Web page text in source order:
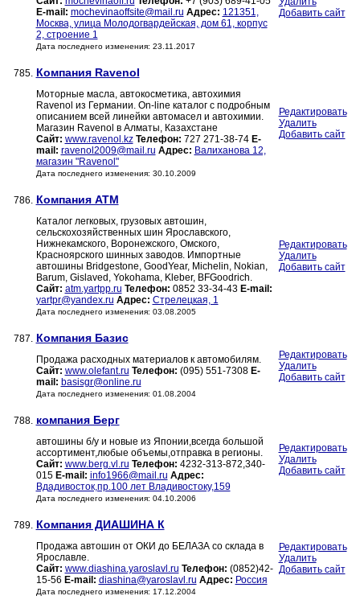
E-mail: mochevinaoffsite@mail.ru Адрес: 121351,
Москва, улица Молодогвардейская, дом 61, корпус
2, строение 1
Дата последнего изменения: 23.11.2017
Добавить сайт
785. Компания Ravenol
Моторные масла, автокосметика, автохимия
Ravenol из Германии. On-line каталог с подробным
описанием всей линейки автомасел и автохимии.
Магазин Ravenol в Алматы, Казахстане
Сайт: www.ravenol.kz Телефон: 727 271-38-74 E-
mail: ravenol2009@mail.ru Адрес: Валиханова 12,
магазин "Ravenol"
Дата последнего изменения: 30.10.2009
Редактировать
Удалить
Добавить сайт
786. Компания АТМ
Каталог легковых, грузовых автошин,
сельскохозяйственных шин Ярославского,
Нижнекамского, Воронежского, Омского,
Красноярского шинных заводов. Импортные
автошины Bridgestone, GoodYear, Michelin, Nokian,
Barum, Gislaved, Yokohama, Kleber, BFGoodrich.
Сайт: atm.yartpp.ru Телефон: 0852 33-34-43 E-mail:
yartpr@yandex.ru Адрес: Стрелецкая, 1
Дата последнего изменения: 03.08.2005
Редактировать
Удалить
Добавить сайт
787. Компания Базис
Продажа расходных материалов к автомобилям.
Сайт: www.olefant.ru Телефон: (095) 551-7308 E-
mail: basisgr@online.ru
Дата последнего изменения: 01.08.2004
Редактировать
Удалить
Добавить сайт
788. компания Берг
автошины б/у и новые из Японии,всегда большой
ассортимент,любые объемы,отправка в регионы.
Сайт: www.berg.vl.ru Телефон: 4232-313-872,340-
015 E-mail: info1966@mail.ru Адрес:
Вдадивосток,пр.100 лет Владивостоку,159
Дата последнего изменения: 04.10.2006
Редактировать
Удалить
Добавить сайт
789. Компания ДИАШИНА К
Продажа автошин от ОКИ до БЕЛАЗА со склада в
Ярославле.
Сайт: www.diashina.yaroslavl.ru Телефон: (0852)42-
15-56 E-mail: diashina@yaroslavl.ru Адрес: Россия
Дата последнего изменения: 17.12.2004
Редактировать
Удалить
Добавить сайт